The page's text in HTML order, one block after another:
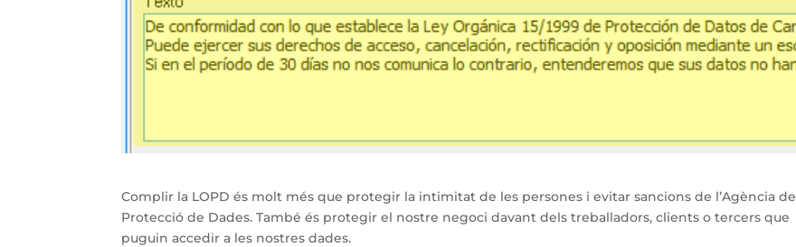
Complir la LOPD és molt més que protegir la intimitat de les persones i evitar sancions de l’Agència de
Protecció de Dades. També és protegir el nostre negoci davant dels treballadors, clients o tercers que
puguin accedir a les nostres dades.